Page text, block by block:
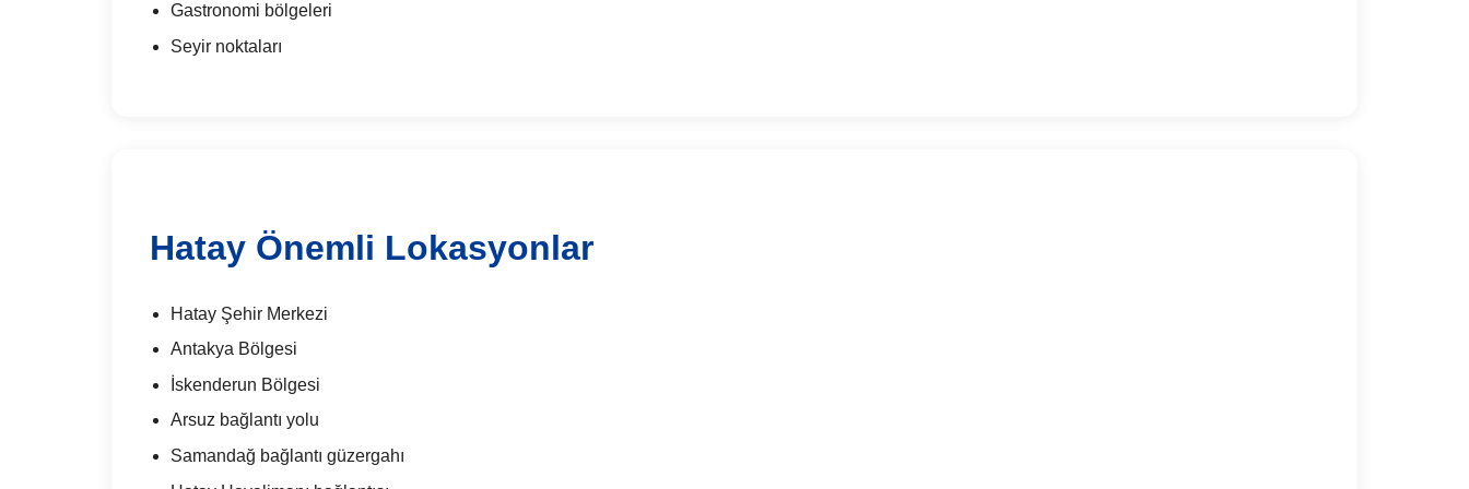
Gastronomi bölgeleri
Seyir noktaları
Hatay Önemli Lokasyonlar
Hatay Şehir Merkezi
Antakya Bölgesi
İskenderun Bölgesi
Arsuz bağlantı yolu
Samandağ bağlantı güzergahı